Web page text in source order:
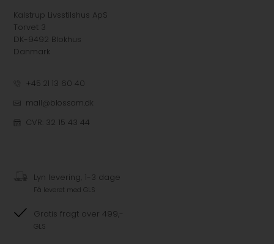
Kalstrup Livsstilshus ApS
Torvet 3
DK-9492 Blokhus
Danmark
+45 21 13 60 40
mail@blossom.dk
CVR: 32 15 43 44
Lyn levering, 1-3 dage
Få leveret med GLS
Gratis fragt over 499,-
GLS